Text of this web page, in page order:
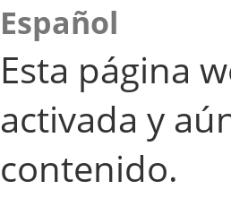
Español
Esta página
activada y
contenido.